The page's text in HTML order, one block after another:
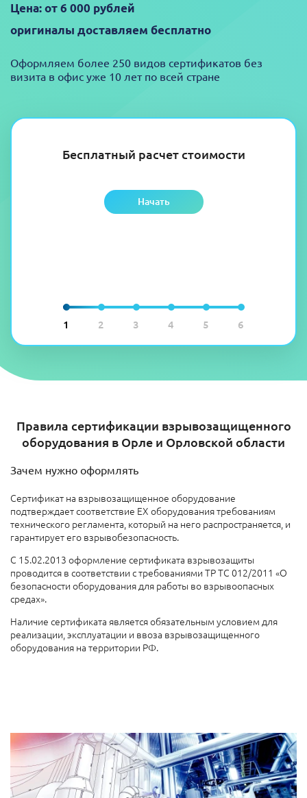
1 2 3 4 5 6
Бесплатный расчет стоимости
Начать
Цена: от 6 000 рублей
оригиналы доставляем бесплатно
Оформляем более 250 видов сертификатов без
визита в офис уже 10 лет по всей стране
Правила сертификации взрывозащищенного
оборудования в Орле и Орловской области
Зачем нужно оформлять
Сертификат на взрывозащищенное оборудование
подтверждает соответствие EX оборудования требованиям
технического регламента, который на него распространяется, и
гарантирует его взрывобезопасность.
С 15.02.2013 оформление сертификата взрывозащиты
проводится в соответствии с требованиями ТР ТС 012/2011 «О
безопасности оборудования для работы во взрывоопасных
средах».
Наличие сертификата является обязательным условием для
реализации, эксплуатации и ввоза взрывозащищенного
оборудования на территории РФ.